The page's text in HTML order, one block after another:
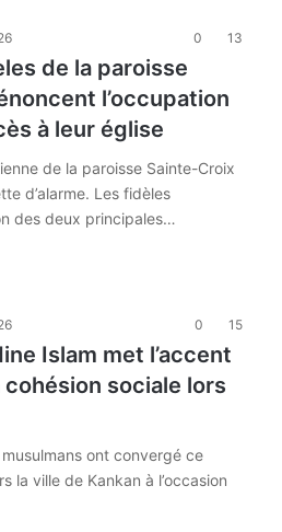
0 13
de la paroisse
l’occupation
à leur église
de la paroisse Sainte-Croix
d’alarme. Les fidèles
des deux principales…
0 15
Islam met l’accent
cohésion sociale lors
ont convergé ce
la ville de Kankan à l’occasion